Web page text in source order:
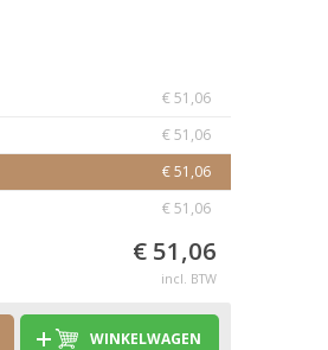
€ 51,06
€ 51,06
€ 51,06
€ 51,06
€ 51,06
incl. BTW
WINKELWAGEN